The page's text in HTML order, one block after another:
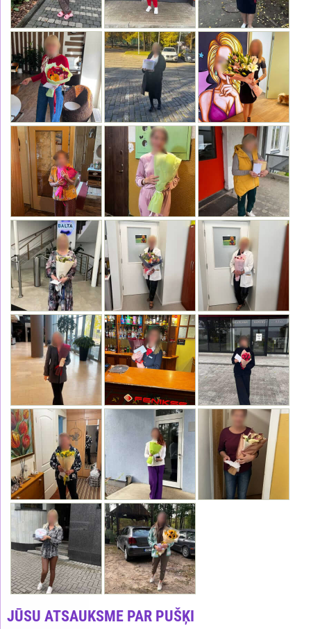
JŪSU ATSAUKSME PAR PUŠĶI